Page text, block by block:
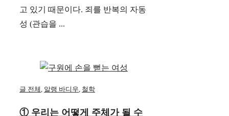
고 있기 때문이다. 죄를 반복의 자동
성 (관습을 ...
글 전체 알랭 바디우 철학
① 우리는 어떻게 주체가 될 수